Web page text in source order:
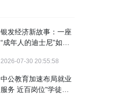
银发经济新故事：一座
“成年人的迪士尼”如何
2026-07-30 20:55:58
中公教育加速布局就业
服务 近百岗位"学徒